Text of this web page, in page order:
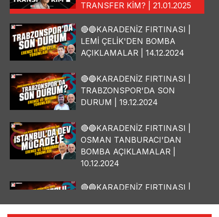
TRANSFER KİM? | 21.01.2025
🔴🔵KARADENİZ FIRTINASI |
LEMİ ÇELİK'DEN BOMBA
AÇIKLAMALAR | 14.12.2024
🔴🔵KARADENİZ FIRTINASI |
TRABZONSPOR'DA SON
DURUM | 19.12.2024
🔴🔵KARADENİZ FIRTINASI |
OSMAN TANBURACI'DAN
BOMBA AÇIKLAMALAR |
10.12.2024
🔴🔵KARADENİZ FIRTINASI |